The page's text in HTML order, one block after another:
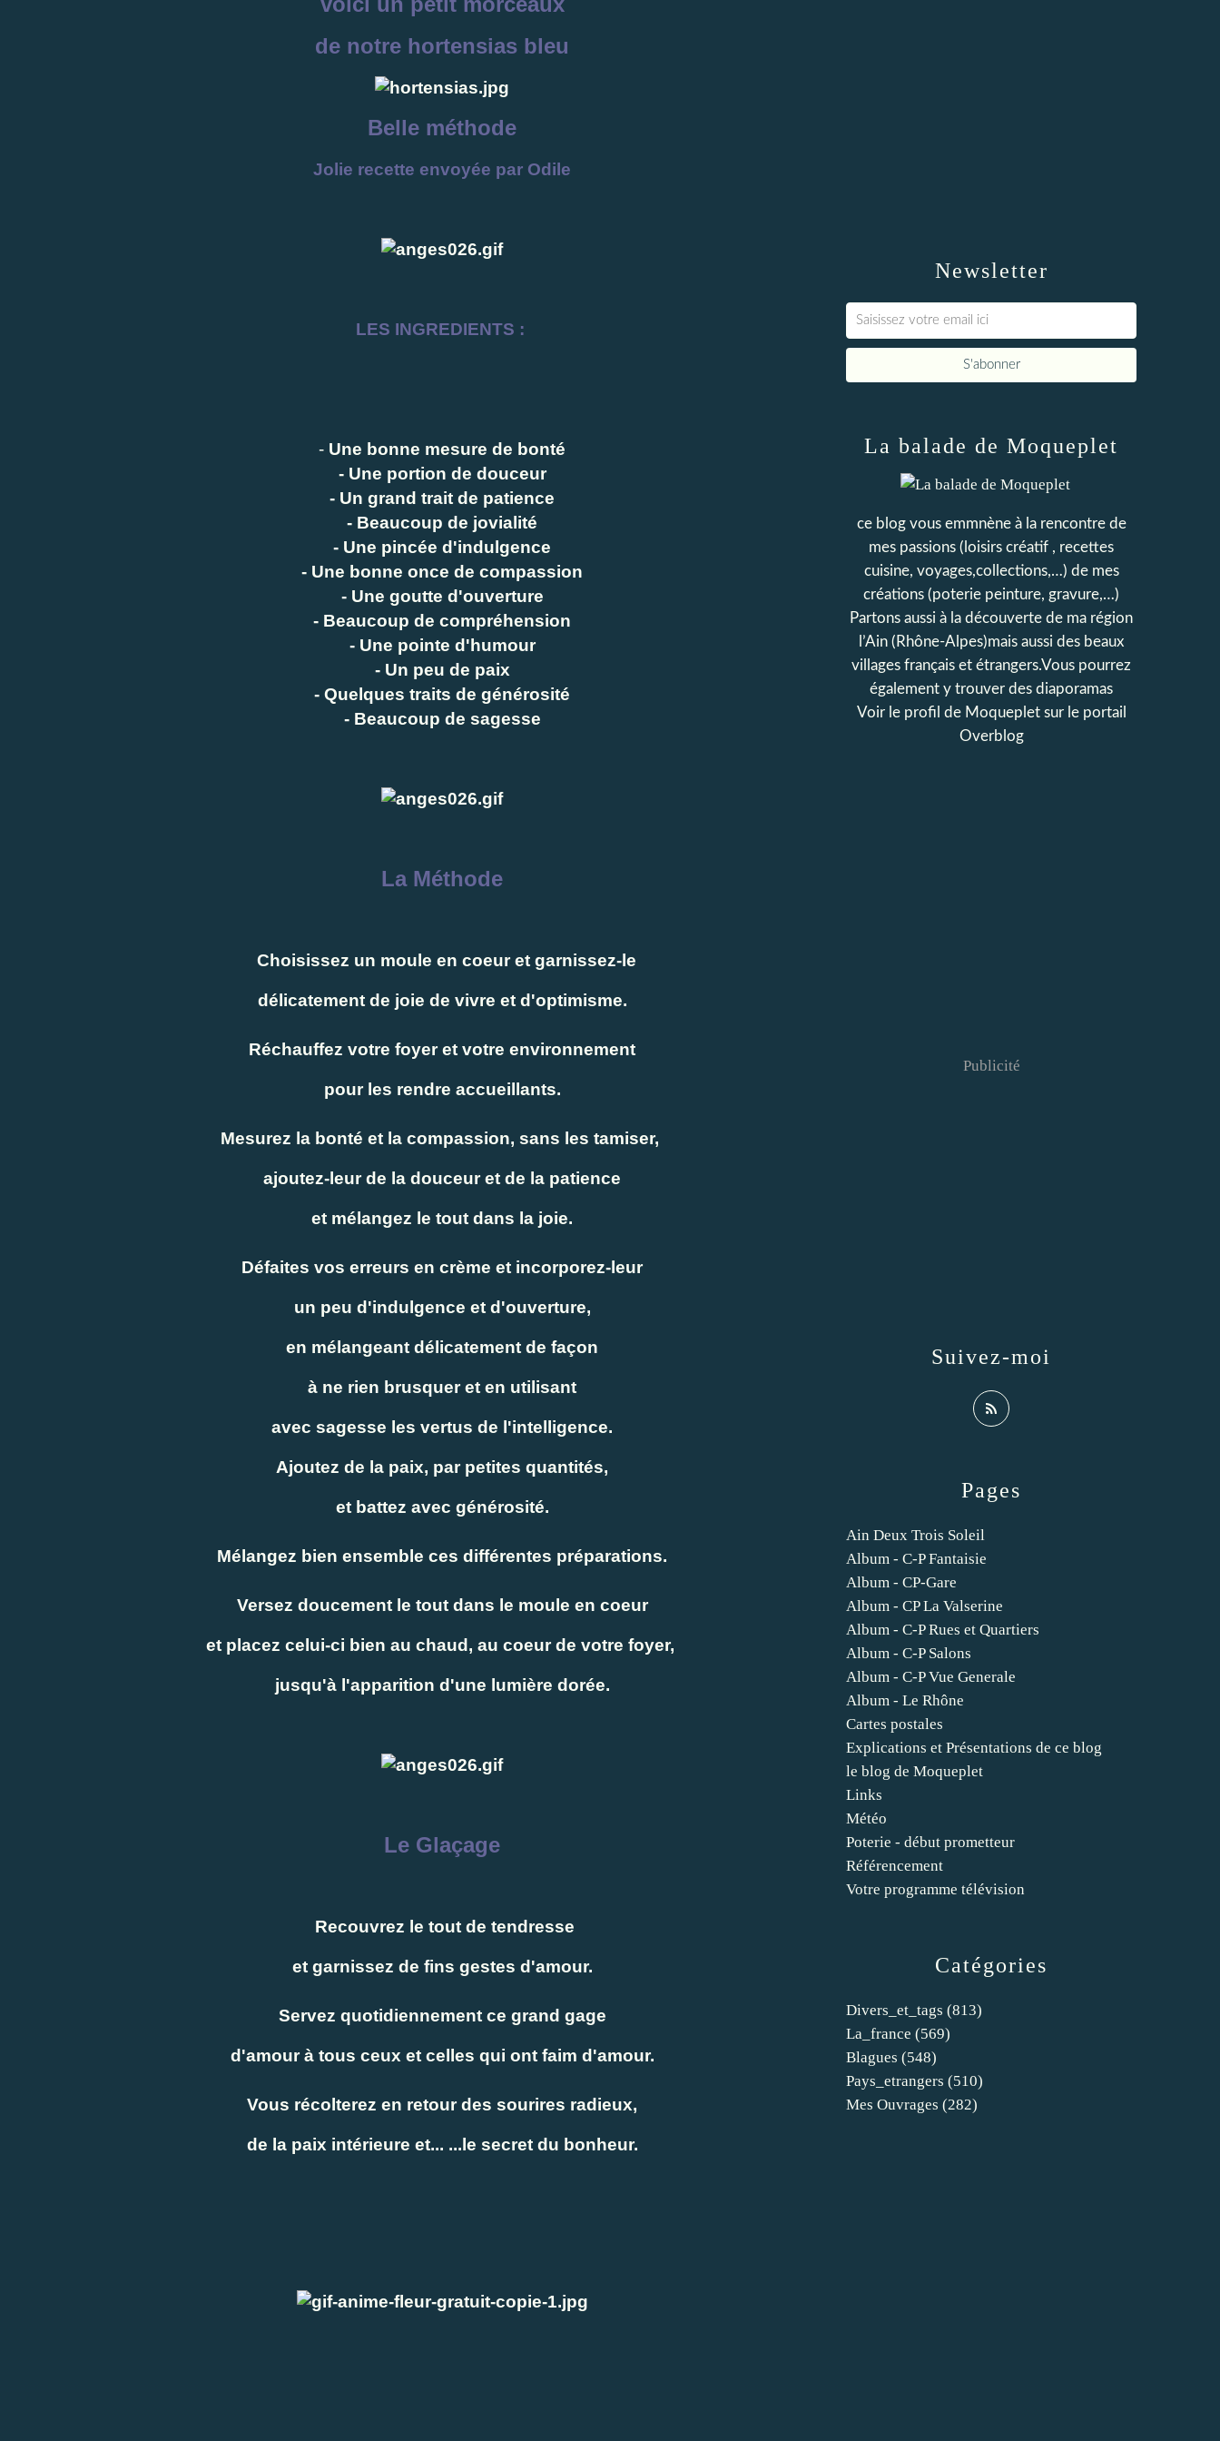
de notre hortensias bleu
Belle méthode
Jolie recette envoyée par Odile
LES INGREDIENTS :
- Une bonne mesure de bonté
- Une portion de douceur
- Un grand trait de patience
- Beaucoup de jovialité
- Une pincée d'indulgence
- Une bonne once de compassion
- Une goutte d'ouverture
- Beaucoup de compréhension
- Une pointe d'humour
- Un peu de paix
- Quelques traits de générosité
- Beaucoup de sagesse
La Méthode
Choisissez un moule en coeur et garnissez-le
délicatement de joie de vivre et d'optimisme.
Réchauffez votre foyer et votre environnement
pour les rendre accueillants.
Mesurez la bonté et la compassion, sans les tamiser,
ajoutez-leur de la douceur et de la patience
et mélangez le tout dans la joie.
Défaites vos erreurs en crème et incorporez-leur
un peu d'indulgence et d'ouverture,
en mélangeant délicatement de façon
à ne rien brusquer et en utilisant
avec sagesse les vertus de l'intelligence.
Ajoutez de la paix, par petites quantités,
et battez avec générosité.
Mélangez bien ensemble ces différentes préparations.
Versez doucement le tout dans le moule en coeur
et placez celui-ci bien au chaud, au coeur de votre foyer,
jusqu'à l'apparition d'une lumière dorée.
Le Glaçage
Recouvrez le tout de tendresse
et garnissez de fins gestes d'amour.
Servez quotidiennement ce grand gage
d'amour à tous ceux et celles qui ont faim d'amour.
Vous récolterez en retour des sourires radieux,
de la paix intérieure et... ...le secret du bonheur.
Newsletter
Catégories
Divers_et_tags (813)
La_france (569)
Blagues (548)
Pays_etrangers (510)
Mes Ouvrages (282)
Pages
Ain Deux Trois Soleil
Album - C-P Fantaisie
Album - CP-Gare
Album - CP La Valserine
Album - C-P Rues et Quartiers
Album - C-P Salons
Album - C-P Vue Generale
Album - Le Rhône
Cartes postales
Explications et Présentations de ce blog
le blog de Moqueplet
Links
Météo
Poterie - début prometteur
Référencement
Votre programme télévision
La balade de Moqueplet
ce blog vous emmnène à la rencontre de
mes passions (loisirs créatif , recettes
cuisine, voyages,collections,…) de mes
créations (poterie peinture, gravure,…)
Partons aussi à la découverte de ma région
l’Ain (Rhône-Alpes)mais aussi des beaux
villages français et étrangers.Vous pourrez
également y trouver des diaporamas
Voir le profil de Moquepletsur le portail
Overblog
Suivez-moi
Publicité